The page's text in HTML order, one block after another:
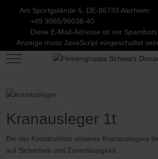
Am Sportgelände 6, DE-86733 Alerheim
+49 9085/96038-40
Diese E-Mail-Adresse ist vor
Anzeige muss JavaScript eingeschaltet sein.
Mobile Menu Toggle
Kranausleger 1t
Bei der Konstruktion unseres Kranauslegers
auf Sicherheit und Zuverlässigkeit.